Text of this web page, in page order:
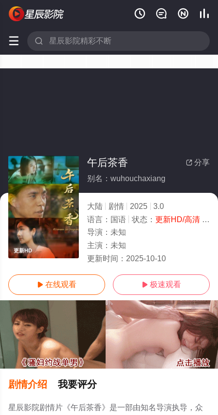
   
 
更新HD
 分享
午后茶香
别名：wuhouchaxiang
大陆 剧情 2025
3.0
语言： 国语 状态： 更新HD/高清- 免费观看
导演： 未知
主演： 未知
更新时间： 2025-10-10
 在线观看  极速观看
剧情介绍 我要评分
星辰影院剧情片《午后茶香》是一部由知名导演执导，众